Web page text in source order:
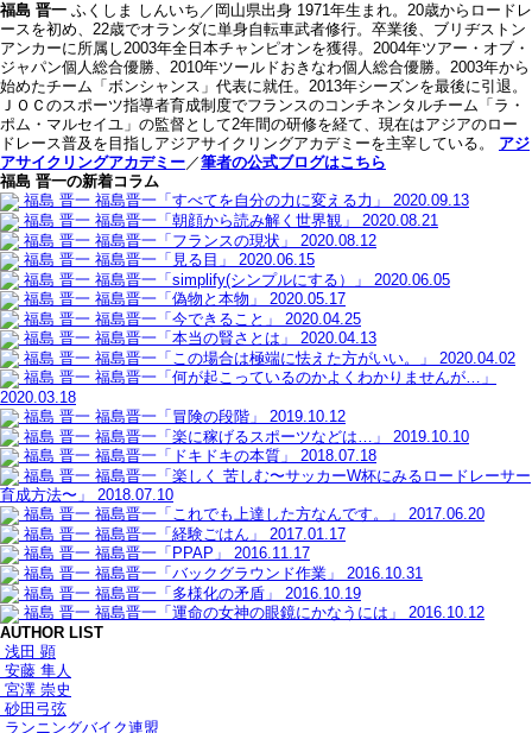
福島 晋一 ふくしま しんいち／岡山県出身 1971年生まれ。20歳からロードレ
ースを初め、22歳でオランダに単身自転車武者修行。卒業後、ブリヂストン
アンカーに所属し2003年全日本チャンピオンを獲得。2004年ツアー・オブ・
ジャパン個人総合優勝、2010年ツールドおきなわ個人総合優勝。2003年から
始めたチーム「ボンシャンス」代表に就任。2013年シーズンを最後に引退。
ＪＯＣのスポーツ指導者育成制度でフランスのコンチネンタルチーム「ラ・
ポム・マルセイユ」の監督として2年間の研修を経て、現在はアジアのロー
ドレース普及を目指しアジアサイクリングアカデミーを主宰している。 アジ
アサイクリングアカデミー／筆者の公式ブログはこちら
福島 晋一の新着コラム
福島 晋一 福島晋一「すべてを自分の力に変える力」
2020.09.13
福島 晋一 福島晋一「朝顔から読み解く世界観」
2020.08.21
福島 晋一 福島晋一「フランスの現状」
2020.08.12
福島 晋一 福島晋一「見る目」
2020.06.15
福島 晋一 福島晋一「simplify(シンプルにする）」
2020.06.05
福島 晋一 福島晋一「偽物と本物」
2020.05.17
福島 晋一 福島晋一「今できること」
2020.04.25
福島 晋一 福島晋一「本当の賢さとは」
2020.04.13
福島 晋一 福島晋一「この場合は極端に怯えた方がいい。」
2020.04.02
福島 晋一 福島晋一「何が起こっているのかよくわかりませんが…」
2020.03.18
福島 晋一 福島晋一「冒険の段階」
2019.10.12
福島 晋一 福島晋一「楽に稼げるスポーツなどは…」
2019.10.10
福島 晋一 福島晋一「ドキドキの本質」
2018.07.18
福島 晋一 福島晋一「楽しく 苦しむ〜サッカーW杯にみるロードレーサー
育成方法〜」
2018.07.10
福島 晋一 福島晋一「これでも上達した方なんです。」
2017.06.20
福島 晋一 福島晋一「経験ごはん」
2017.01.17
福島 晋一 福島晋一「PPAP」
2016.11.17
福島 晋一 福島晋一「バックグラウンド作業」
2016.10.31
福島 晋一 福島晋一「多様化の矛盾」
2016.10.19
福島 晋一 福島晋一「運命の女神の眼鏡にかなうには」
2016.10.12
AUTHOR LIST
浅田 顕
安藤 隼人
宮澤 崇史
砂田弓弦
ランニングバイク連盟